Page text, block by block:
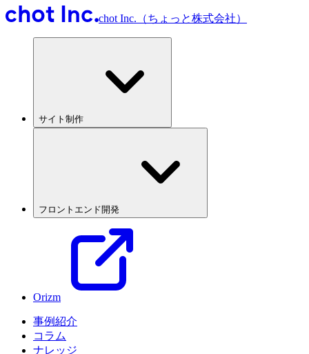
chot Inc.（ちょっと株式会社）
サイト制作
フロントエンド開発
Orizm
事例紹介
コラム
ナレッジ